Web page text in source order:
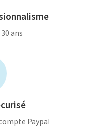
ans
Paypal